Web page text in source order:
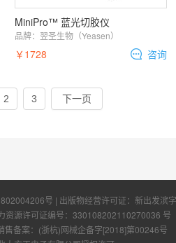
MiniPro™ 蓝光切胶仪
品牌： 翌圣生物（Yeasen）
￥1728 咨询
2 3 下一页
号 | 出版物经营许可证： 新出发滨
资源许可证编号： 330108202110270036 号
备案：(浙杭)网械企备字[2018]第00246号